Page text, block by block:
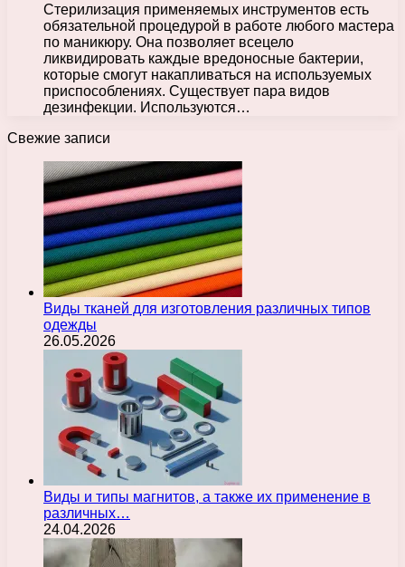
Стерилизация применяемых инструментов есть
обязательной процедурой в работе любого мастера
по маникюру. Она позволяет всецело
ликвидировать каждые вредоносные бактерии,
которые смогут накапливаться на используемых
приспособлениях. Существует пара видов
дезинфекции. Используются…
Свежие записи
Виды тканей для изготовления различных типов
одежды
26.05.2026
Виды и типы магнитов, а также их применение в
различных…
24.04.2026